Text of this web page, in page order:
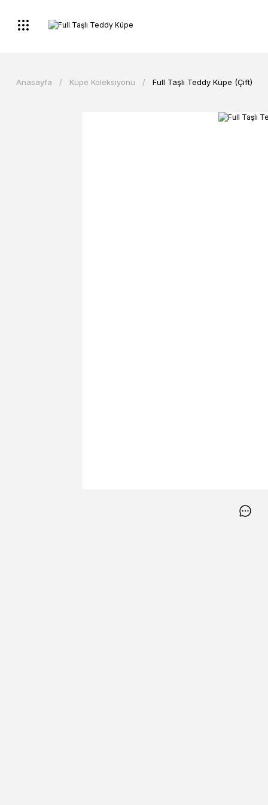
Anasayfa Küpe Koleksiyonu Full Taşlı Teddy Küpe (Çift)